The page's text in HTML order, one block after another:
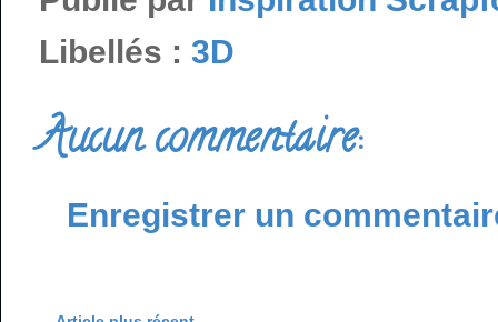
Libellés : 3D
Aucun commentaire:
Enregistrer un